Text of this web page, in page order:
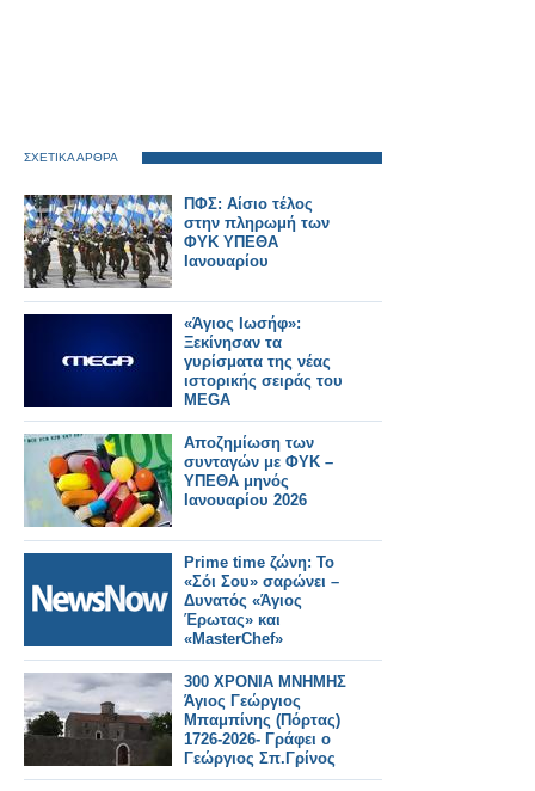
ΣΧΕΤΙΚΑ ΑΡΘΡΑ
ΠΦΣ: Αίσιο τέλος
στην πληρωμή των
ΦΥΚ ΥΠΕΘΑ
Ιανουαρίου
«Άγιος Ιωσήφ»:
Ξεκίνησαν τα
γυρίσματα της νέας
ιστορικής σειράς του
MEGA
Αποζημίωση των
συνταγών με ΦΥΚ –
ΥΠΕΘΑ μηνός
Ιανουαρίου 2026
Prime time ζώνη: Το
«Σόι Σου» σαρώνει –
Δυνατός «Άγιος
Έρωτας» και
«MasterChef»
300 ΧΡΟΝΙΑ ΜΝΗΜΗΣ
Άγιος Γεώργιος
Μπαμπίνης (Πόρτας)
1726-2026- Γράφει ο
Γεώργιος Σπ.Γρίνος